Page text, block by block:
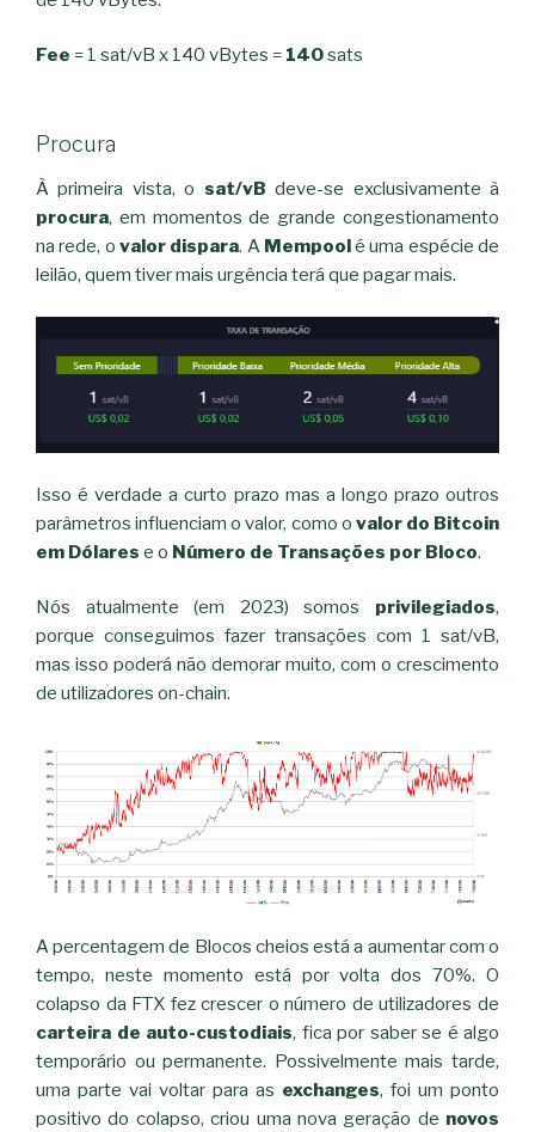
Fee = 1 sat/vB x 140 vBytes = 140sats
Procura
À primeira vista, o sat/vB deve-se exclusivamente à
procura, em momentos de grande congestionamento
na rede, o valor dispara. A Mempoolé uma espécie de
leilão, quem tiver mais urgência terá que pagar mais.
Isso é verdade a curto prazo mas a longo prazo outros
parâmetros influenciam o valor, como o valor do Bitcoin
em Dólares e o Número de Transações por Bloco.
Nós atualmente (em 2023) somos privilegiados,
porque conseguimos fazer transações com 1 sat/vB,
mas isso poderá não demorar muito, com o crescimento
de utilizadores on-chain.
A percentagem de Blocos cheios está a aumentar com o
tempo, neste momento está por volta dos 70%. O
colapso da FTX fez crescer o número de utilizadores de
carteira de auto-custodiais, fica por saber se é algo
temporário ou permanente. Possivelmente mais tarde,
uma parte vai voltar para as exchanges, foi um ponto
positivo do colapso, criou uma nova geração de novos